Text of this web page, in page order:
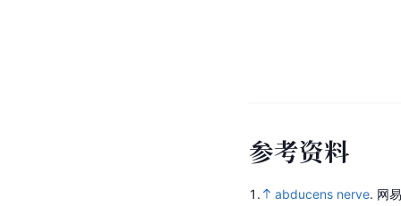
参考资料
1. abducens nerve. 网